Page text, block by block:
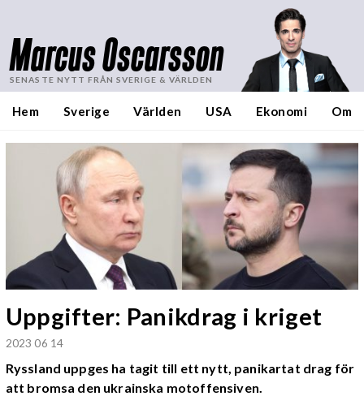
Marcus Oscarsson
SENASTE NYTT FRÅN SVERIGE & VÄRLDEN
Hem Sverige Världen USA Ekonomi Om
Uppgifter: Panikdrag i kriget
2023 06 14
Ryssland uppges ha tagit till ett nytt, panikartat drag för
att bromsa den ukrainska motoffensiven.